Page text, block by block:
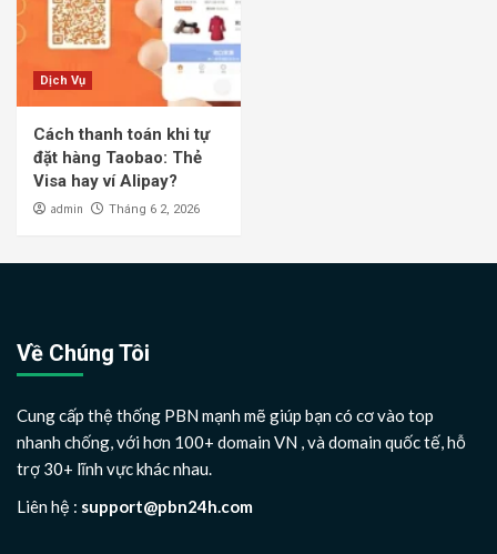
Dịch Vụ
Cách thanh toán khi tự
đặt hàng Taobao: Thẻ
Visa hay ví Alipay?
admin Tháng 6 2, 2026
Về Chúng Tôi
Cung cấp thệ thống PBN mạnh mẽ giúp bạn có cơ vào top
nhanh chống, với hơn 100+ domain VN , và domain quốc tế, hỗ
trợ 30+ lĩnh vực khác nhau.
Liên hệ : support@pbn24h.com